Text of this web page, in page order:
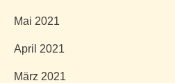
Mai 2021
April 2021
März 2021